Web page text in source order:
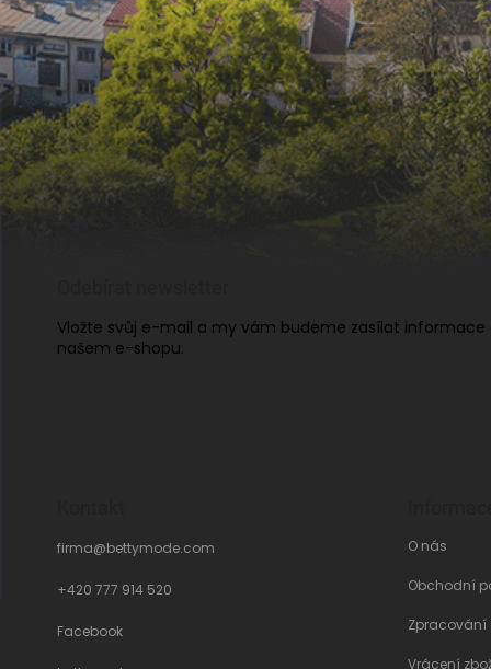
Vložte svůj e-mail a my vám budeme zasílat
našem e-shopu.
firma@bettymode.com
+420 777 914 520
Facebook
O nás
Obchodní
Vrácení